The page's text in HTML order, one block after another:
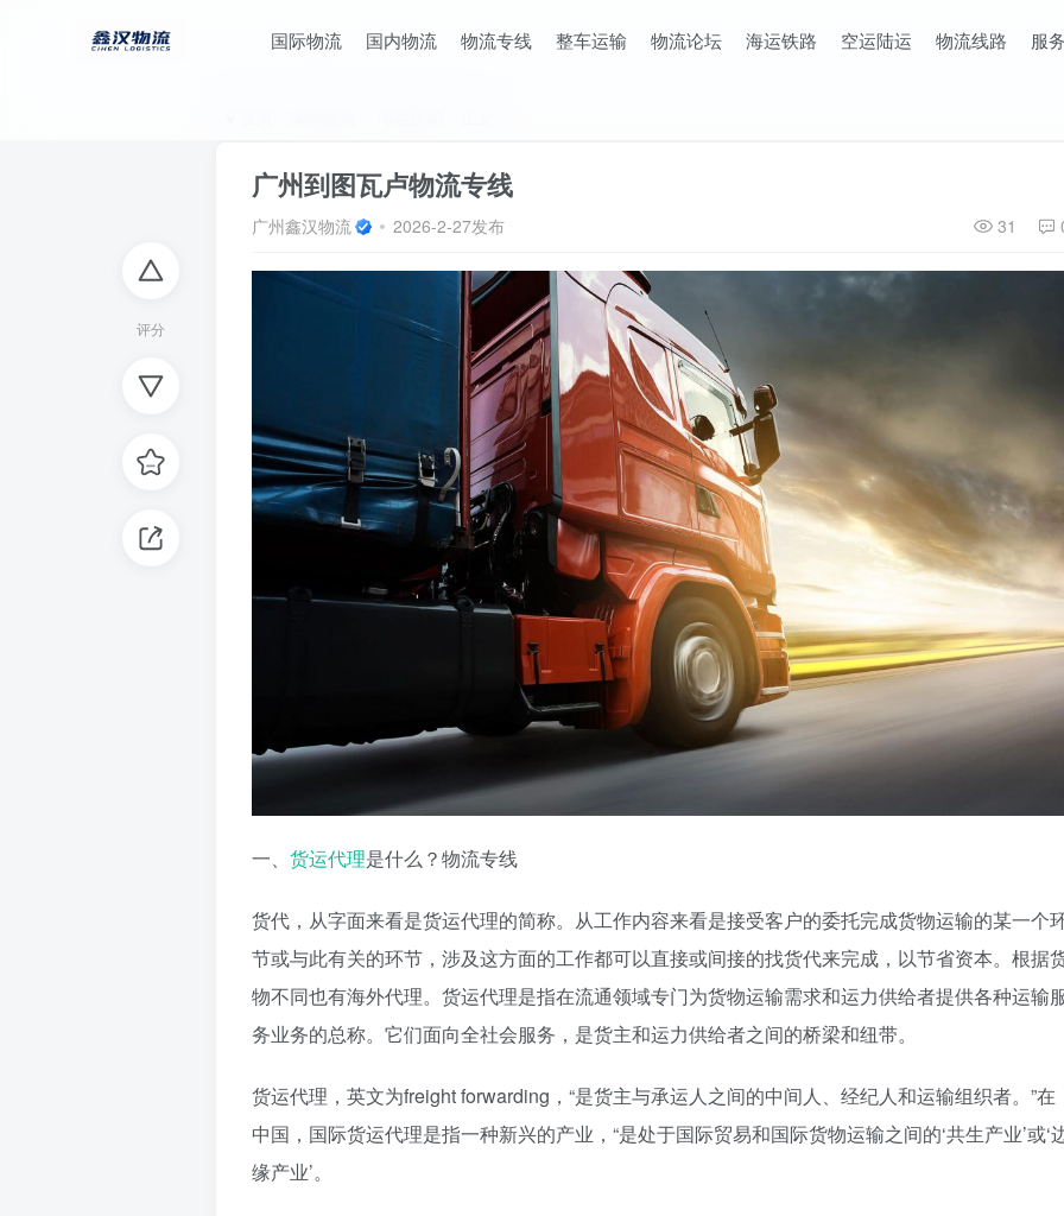
国际物流 国内物流 物流专线 整车运输 物流论坛 海运铁路 空运陆运 物流线路 服
评分
广州到图瓦卢物流专线
广州鑫汉物流 2026-2-27发布 31
一、 货运代理是什么？物流专线
货代，从字面来看是货运代理的简称。从工作内容来看是接受客户的委托完成货物运输的某一个
节或与此有关的环节，涉及这方面的工作都可以直接或间接的找货代来完成，以节省资本。根据
物不同也有海外代理。货运代理是指在流通领域专门为货物运输需求和运力供给者提供各种运输
务业务的总称。它们面向全社会服务，是货主和运力供给者之间的桥梁和纽带。
货运代理，英文为freight forwarding，“是货主与承运人之间的中间人、经纪人和运输组织者。”在
中国，国际货运代理是指一种新兴的产业，“是处于国际贸易和国际货物运输之间的‘共生产业’或‘
缘产业’。